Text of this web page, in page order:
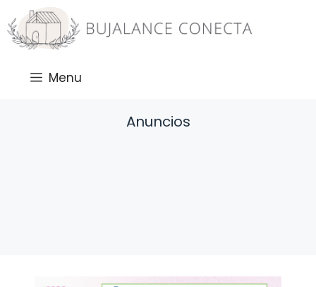
Saltar
al
contenido
Menu
Anuncios